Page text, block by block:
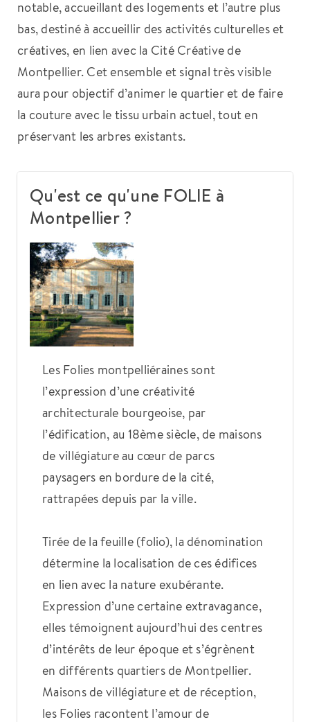
notable, accueillant des logements et l’autre plus
bas, destiné à accueillir des activités culturelles et
créatives, en lien avec la Cité Créative de
Montpellier. Cet ensemble et signal très visible
aura pour objectif d’animer le quartier et de faire
la couture avec le tissu urbain actuel, tout en
préservant les arbres existants.
Qu'est ce qu'une FOLIE à
Montpellier ?
Les Folies montpelliéraines sont
l’expression d’une créativité
architecturale bourgeoise, par
l’édification, au 18ème siècle, de maisons
de villégiature au cœur de parcs
paysagers en bordure de la cité,
rattrapées depuis par la ville.
Tirée de la feuille (folio), la dénomination
détermine la localisation de ces édifices
en lien avec la nature exubérante.
Expression d’une certaine extravagance,
elles témoignent aujourd’hui des centres
d’intérêts de leur époque et s’égrènent
en différents quartiers de Montpellier.
Maisons de villégiature et de réception,
les Folies racontent l’amour de